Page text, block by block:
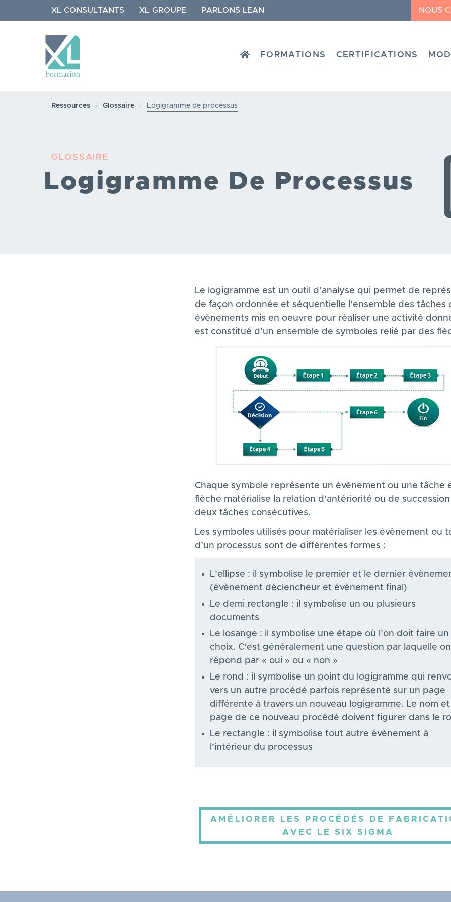
au
XL CONSULTANTS XL GROUPE PARLONS LEAN NOUS
NAVIGATION
HOME
FORMATIONS CERTIFICATIONS
Ressources Glossaire Logigramme de processus
GLOSSAIRE
Logigramme De Processus
Le logigramme est un outil d’analyse qui permet de
de façon ordonnée et séquentielle l’ensemble des tâches
évènements mis en oeuvre pour réaliser une activité
est constitué d’un ensemble de symboles relié par des
Chaque symbole représente un évènement ou une tâche
flèche matérialise la relation d’antériorité ou de
deux tâches consécutives.
Les symboles utilisés pour matérialiser les évènement ou
d’un processus sont de différentes formes :
L’ellipse : il symbolise le premier et le dernier
(évènement déclencheur et évènement final)
Le demi rectangle : il symbolise un ou plusieurs
documents
Le losange : il symbolise une étape où l’on doit faire un
choix. C’est généralement une question par laquelle on
répond par « oui » ou « non »
Le rond : il symbolise un point du logigramme qui
vers un autre procédé parfois représenté sur un page
différente à travers un nouveau logigramme. Le nom et
page de ce nouveau procédé doivent figurer dans le
Le rectangle : il symbolise tout autre évènement à
l’intérieur du processus
AMÉLIORER LES PROCÉDÉS DE
AVEC LE SIX SIGMA